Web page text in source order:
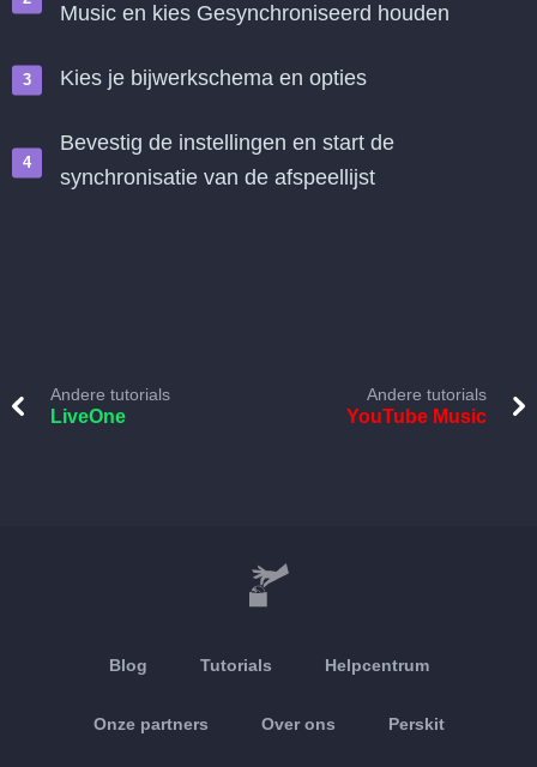
Music en kies Gesynchroniseerd houden
Kies je bijwerkschema en opties
Bevestig de instellingen en start de
synchronisatie van de afspeellijst
Andere tutorials
LiveOne
Andere tutorials
YouTube Music
Blog Tutorials Helpcentrum
Onze partners Over ons Perskit